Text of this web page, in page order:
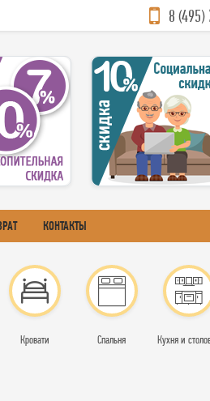
8 (495)
КОНТАКТЫ
Кровати Спальня Кухня и